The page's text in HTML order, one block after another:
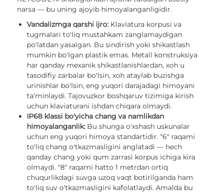
narsa — bu uning ajoyib himoyalanganligidir.
Vandalizmga qarshi ijro: Klaviatura korpusi va
tugmalari to'liq mustahkam zanglamaydigan
po'latdan yasalgan. Bu sindirish yoki shikastlash
mumkin bo'lgan plastik emas. Metall konstruksiya
har qanday mexanik shikastlanishlardan, xoh u
tasodifiy zarbalar bo'lsin, xoh ataylab buzishga
urinishlar bo'lsin, eng yuqori darajadagi himoyani
ta'minlaydi. Tajovuzkor boshqaruv tizimiga kirish
uchun klaviaturani ishdan chiqara olmaydi.
IP68 klassi bo'yicha chang va namlikdan
himoyalanganlik: Bu shunga o'xshash uskunalar
uchun eng yuqori himoya standartidir. "6" raqami
to'liq chang o'tkazmasligini anglatadi — hech
qanday chang yoki qum zarrasi korpus ichiga kira
olmaydi. "8" raqami hatto 1 metrdan ortiq
chuqurlikdagi suvga uzoq vaqt botirilganda ham
to'liq suv o'tkazmasligini kafolatlaydi. Amalda bu